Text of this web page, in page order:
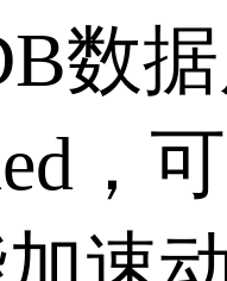
数
，